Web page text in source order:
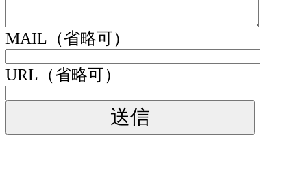
MAIL（省略可）
URL（省略可）